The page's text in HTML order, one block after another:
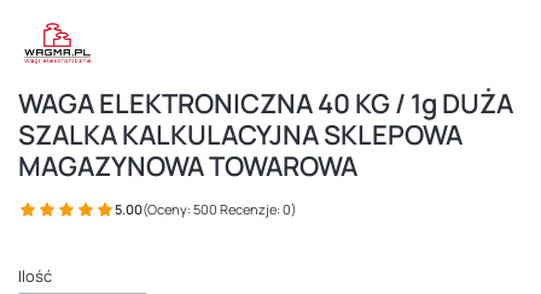
WAGA ELEKTRONICZNA 40 KG / 1g DUŻA
SZALKA KALKULACYJNA SKLEPOWA
MAGAZYNOWA TOWAROWA
5.00(Oceny: 500 Recenzje: 0)
Ilość